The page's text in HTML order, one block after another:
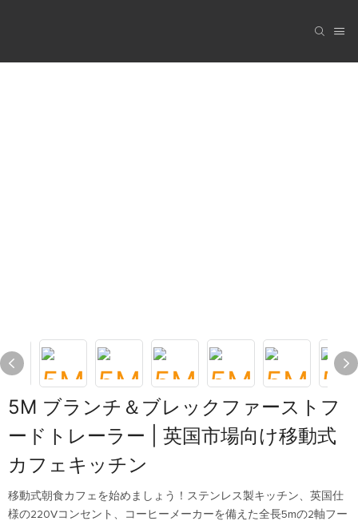
5M ブランチ＆ブレックファーストフ
ードトレーラー | 英国市場向け移動式
カフェキッチン
移動式朝食カフェを始めましょう！ステンレス製キッチン、英国仕
様の220Vコンセント、コーヒーメーカーを備えた全長5mの2軸フー